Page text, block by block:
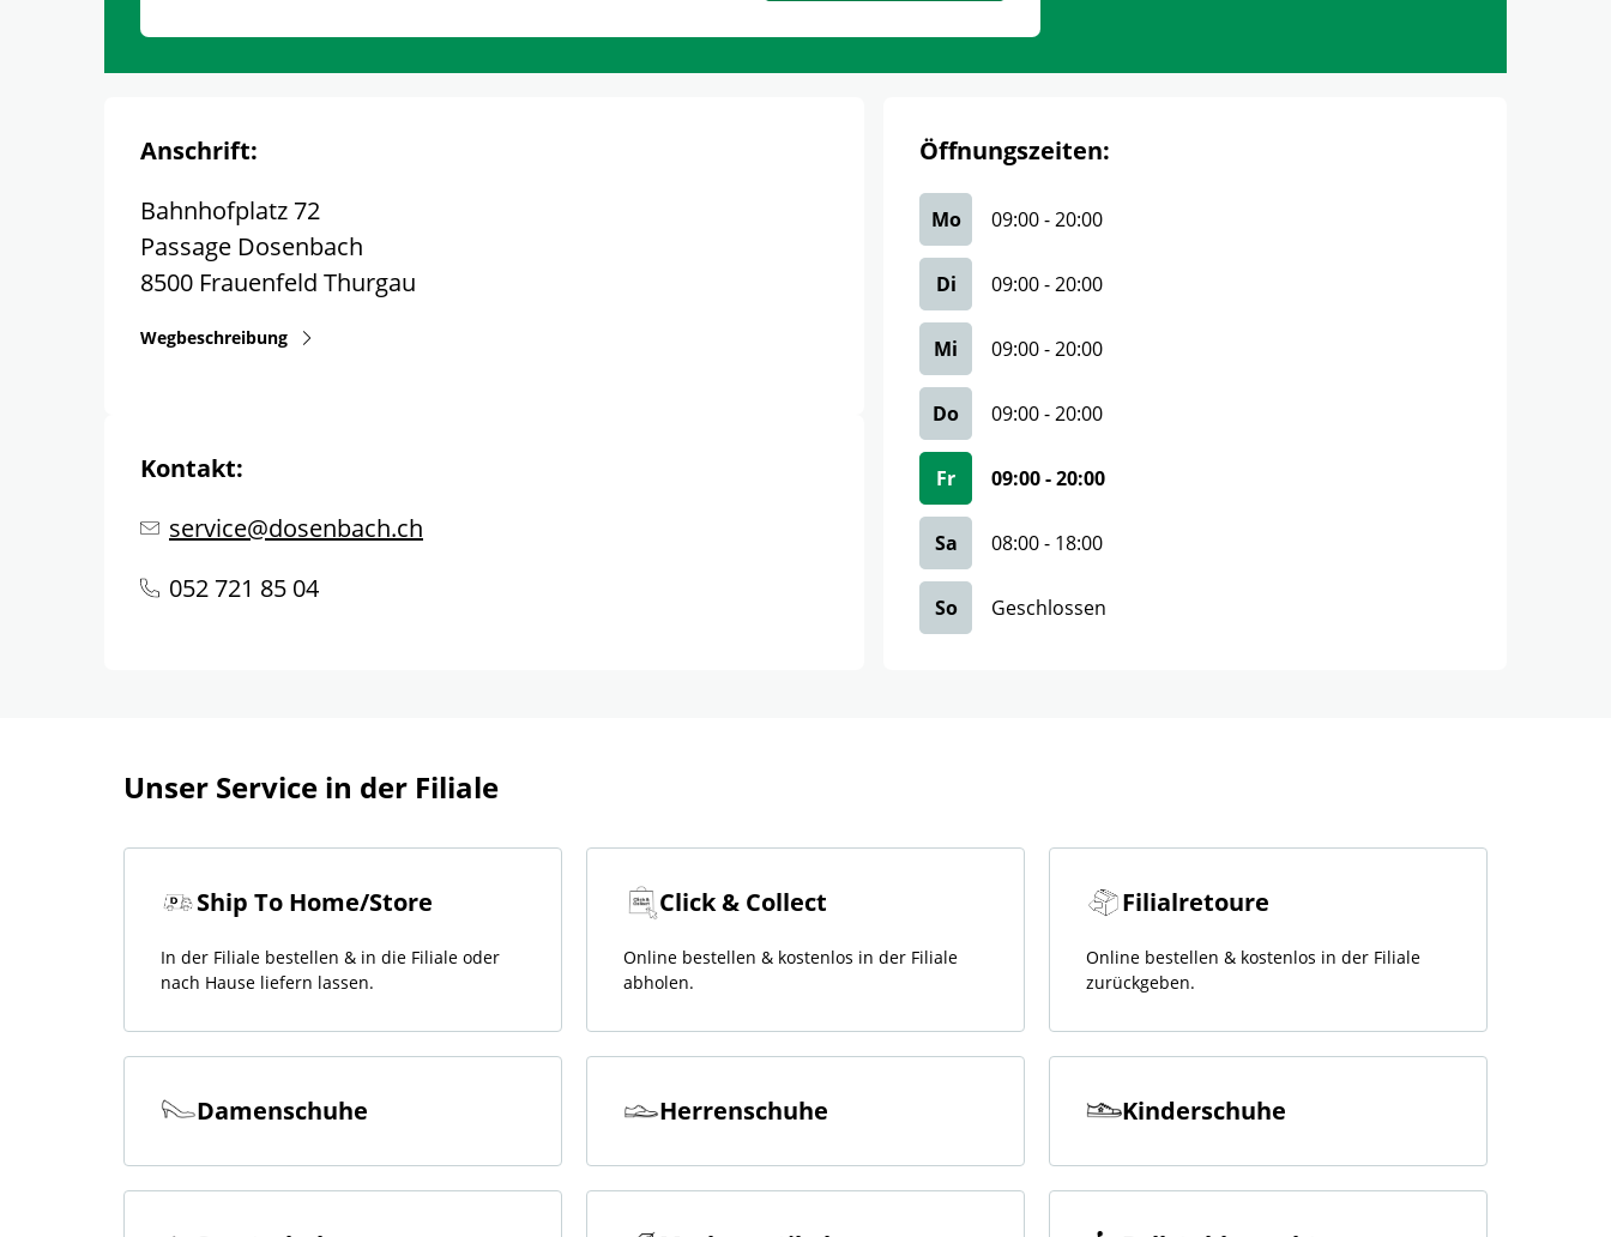
Anschrift:
Bahnhofplatz 72
Passage Dosenbach
8500 Frauenfeld Thurgau
Wegbeschreibung
Kontakt:
service@dosenbach.ch
052 721 85 04
Öffnungszeiten:
Mo 09:00-20:00
Di 09:00-20:00
Mi 09:00-20:00
Do 09:00-20:00
Fr 09:00-20:00
Sa 08:00- 18:00
So Geschlossen
Unser Service in der Filiale
Ship To Home/Store
In der Filiale bestellen & in die Filiale oder
nach Hause liefern lassen.
Click & Collect
Online bestellen & kostenlos in der Filiale
abholen.
Filialretoure
Online bestellen & kostenlos in der Filiale
zurückgeben.
Damenschuhe Herrenschuhe Kinderschuhe